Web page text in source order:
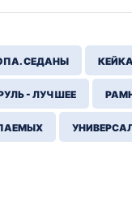
СЕДАНЫ
- ЛУЧШЕЕ